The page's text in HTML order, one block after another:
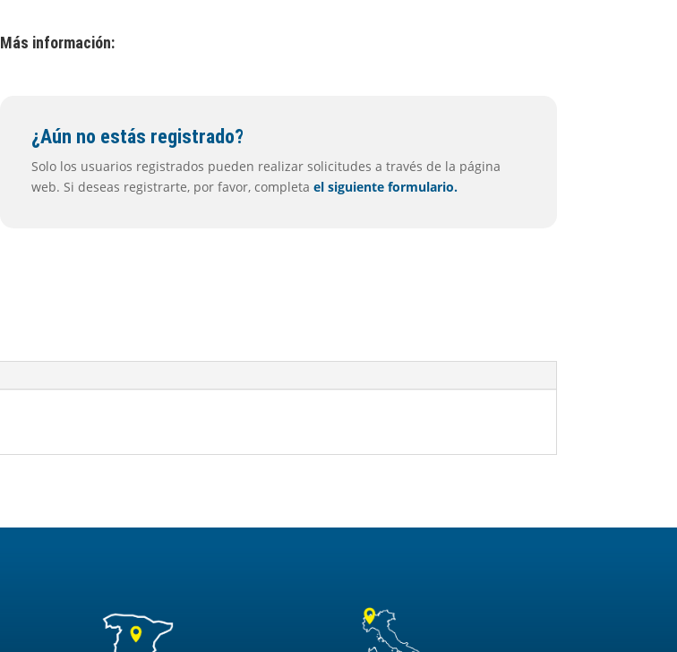
Más información:
¿Aún no estás registrado?
Solo los usuarios registrados pueden realizar solicitudes a través de la página
web. Si deseas registrarte, por favor, completael siguiente formulario.